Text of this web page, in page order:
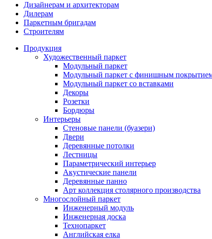
Дизайнерам и архитекторам
Дилерам
Паркетным бригадам
Строителям
Продукция
Художественный паркет
Модульный паркет
Модульный паркет с финишным
Модульный паркет со вставками
Декоры
Розетки
Бордюры
Интерьеры
Стеновые панели (буазери)
Двери
Деревянные потолки
Лестницы
Параметрический интерьер
Акустические панели
Деревянные панно
Арт коллекция столярного производства
Многослойный паркет
Инженерный модуль
Инженерная доска
Технопаркет
Английская елка